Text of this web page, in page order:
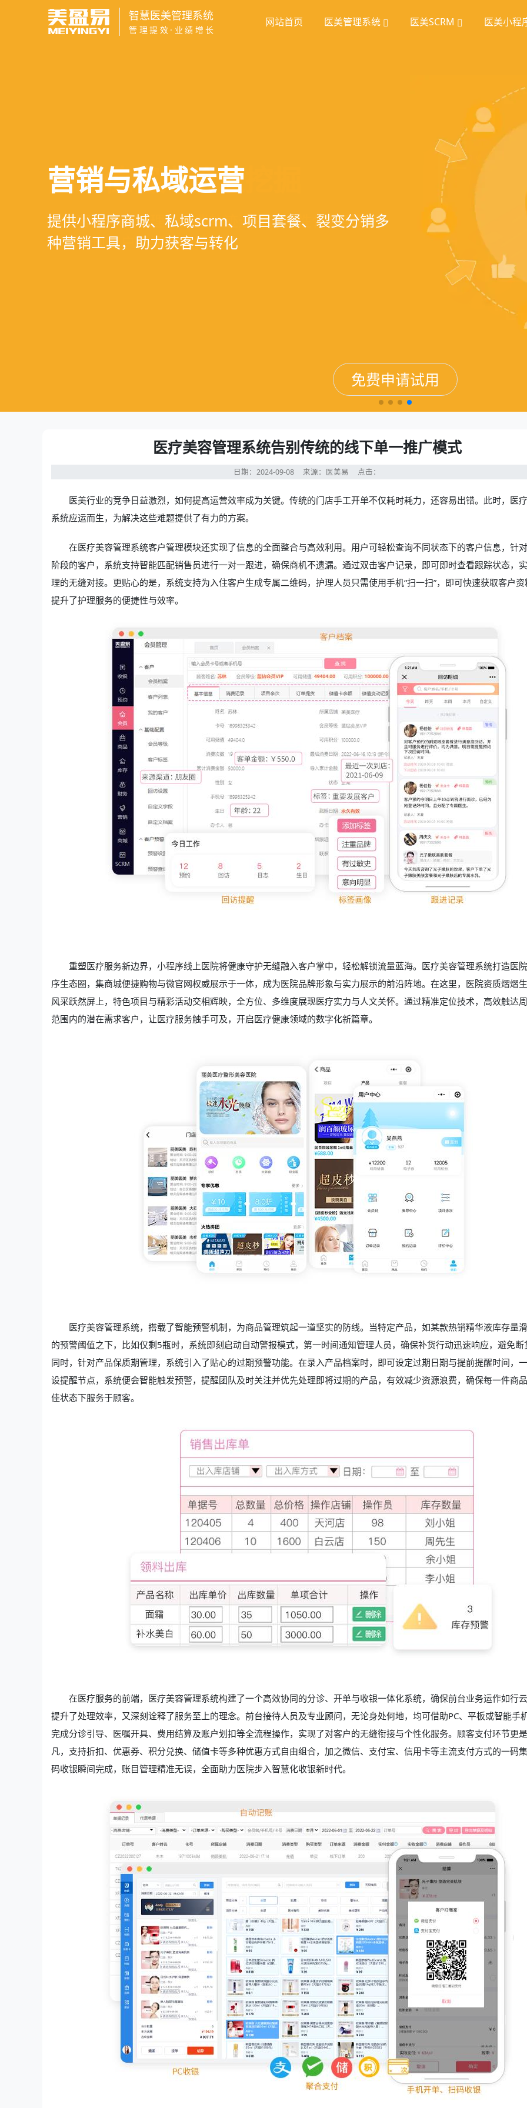
智慧医美管理系统
管理提效·业绩增长
网站首页 医美管理系统 医美SCRM 医美小程
智慧医美管理系统
一站式解决医美机构预约、咨询、手术安排、会员管
理、财务核算全流程管理
免费申请试用
医疗资源调度管理
支持电子病历、医生排班、手术室管理、智能预约分
配，科学安排医疗资源
免费申请试用
高净值客户价值挖掘
支持客户分级管理、消费轨迹追踪、个性化方案定
制、实现客户长期价值挖掘
免费申请试用
营销与私域运营
提供小程序商城、私域scrm、项目套餐、裂变分销多
种营销工具，助力获客与转化
免费申请试用
医疗美容管理系统告别传统的线下单一推广模式
日期：2024-09-08 来源：医美易 点击：
医美行业的竞争日益激烈，如何提高运营效率成为关键。传统的门店手工开单不仅耗时耗力，还容易出错。此时， 医
系统应运而生，为解决这些难题提供了有力的方案。
在医疗美容管理系统客户管理模块还实现了信息的全面整合与高效利用。用户可轻松查询不同状态下的客户信息，针
阶段的客户，系统支持智能匹配销售员进行一对一跟进，确保商机不遗漏。通过双击客户记录，即可即时查看跟踪状态，
理的无缝对接。更贴心的是，系统支持为入住客户生成专属二维码，护理人员只需使用手机“扫一扫”，即可快速获取客户
提升了护理服务的便捷性与效率。
重塑医疗服务新边界，小程序线上医院将健康守护无缝融入客户掌中，轻松解锁流量蓝海。医疗美容管理系统打造医
序生态圈，集商城便捷购物与微官网权威展示于一体，成为医院品牌形象与实力展示的前沿阵地。在这里，医院资质熠熠
风采跃然屏上，特色项目与精彩活动交相辉映，全方位、多维度展现医疗实力与人文关怀。通过精准定位技术，高效触达
范围内的潜在需求客户，让医疗服务触手可及，开启医疗健康领域的数字化新篇章。
医疗美容管理系统，搭载了智能预警机制，为商品管理筑起一道坚实的防线。当特定产品，如某款热销精华液库存量
的预警阈值之下，比如仅剩5瓶时，系统即刻启动自动警报模式，第一时间通知管理人员，确保补货行动迅速响应，避免断
同时，针对产品保质期管理，系统引入了贴心的过期预警功能。在录入产品档案时，即可设定过期日期与提前提醒时间，
设提醒节点，系统便会智能触发预警，提醒团队及时关注并优先处理即将过期的产品，有效减少资源浪费，确保每一件商
佳状态下服务于顾客。
在医疗服务的前端，医疗美容管理系统构建了一个高效协同的分诊、开单与收银一体化系统，确保前台业务运作如行
提升了处理效率，又深刻诠释了服务至上的理念。前台接待人员及专业顾问，无论身处何地，均可借助PC、平板或智能手
完成分诊引导、医嘱开具、费用结算及账户划扣等全流程操作，实现了对客户的无缝衔接与个性化服务。顾客支付环节更
凡，支持折扣、优惠券、积分兑换、储值卡等多种优惠方式自由组合，加之微信、支付宝、信用卡等主流支付方式的一码
码收银瞬间完成，账目管理精准无误，全面助力医院步入智慧化收银新时代。